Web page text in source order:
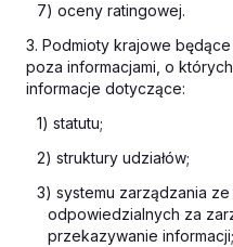
7) oceny ratingowej.
3. Podmioty krajowe
poza informacjami, o
informacje dotyczące:
1) statutu;
2) struktury udziałów;
3) systemu zarządzania
odpowiedzialnych za
przekazywanie informacji;